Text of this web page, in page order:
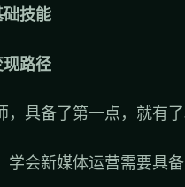
技能
路径
，具备了第一点，就有
学会新媒体运营需要具